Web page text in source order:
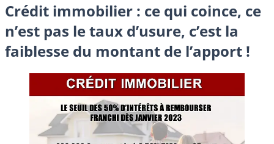
Crédit immobilier : ce qui coince, ce
n’est pas le taux d’usure, c’est la
faiblesse du montant de l’apport !